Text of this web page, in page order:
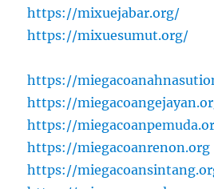
https://mixuejabar.org/
https://mixuesumut.org/
https://
https://
https://
https://miegacoanrenon.org
https://